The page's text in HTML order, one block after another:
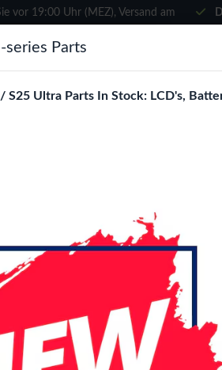
Ihre Sprache
als wären Sie in
vor 19:00 Uhr (MEZ), Versand am
Ersatzteile Großhandel
Großhandel für Galaxy A13 4G
Reparaturshops, Händler,
Großhandelspreisen.
series Parts
S25 Ultra Parts In Stock: LCD's,